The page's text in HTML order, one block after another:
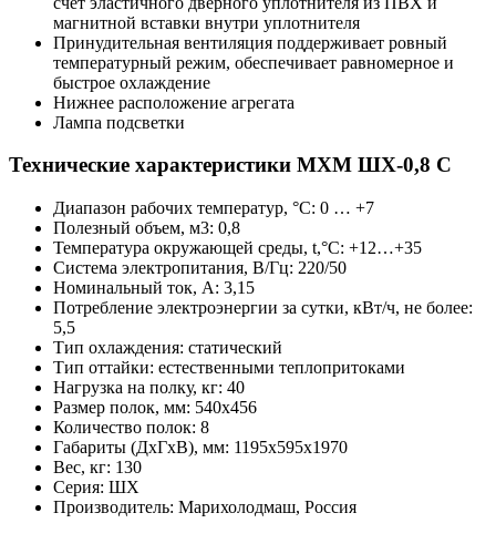
магнитной вставки внутри уплотнителя
Принудительная вентиляция поддерживает ровный
температурный режим, обеспечивает равномерное и
быстрое охлаждение
Нижнее расположение агрегата
Лампа подсветки
Технические характеристики МХМ ШХ-0,8 С
Диапазон рабочих температур, °C: 0 … +7
Полезный объем, м3: 0,8
Температура окружающей среды, t,°C: +12…+35
Система электропитания, В/Гц: 220/50
Номинальный ток, А: 3,15
Потребление электроэнергии за сутки, кВт/ч, не более:
5,5
Тип охлаждения: статический
Тип оттайки: естественными теплопритоками
Нагрузка на полку, кг: 40
Размер полок, мм: 540х456
Количество полок: 8
Габариты (ДхГхВ), мм: 1195х595х1970
Вес, кг: 130
Серия: ШХ
Производитель: Марихолодмаш, Россия